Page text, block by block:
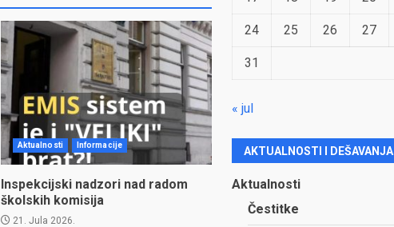
Aktualnosti Informacije
Inspekcijski nadzori nad radom
školskih komisija
21. Jula 2026.
24 25 26 27
31
« jul
AKTUALNOSTI I DEŠAVANJA
Aktualnosti
Čestitke